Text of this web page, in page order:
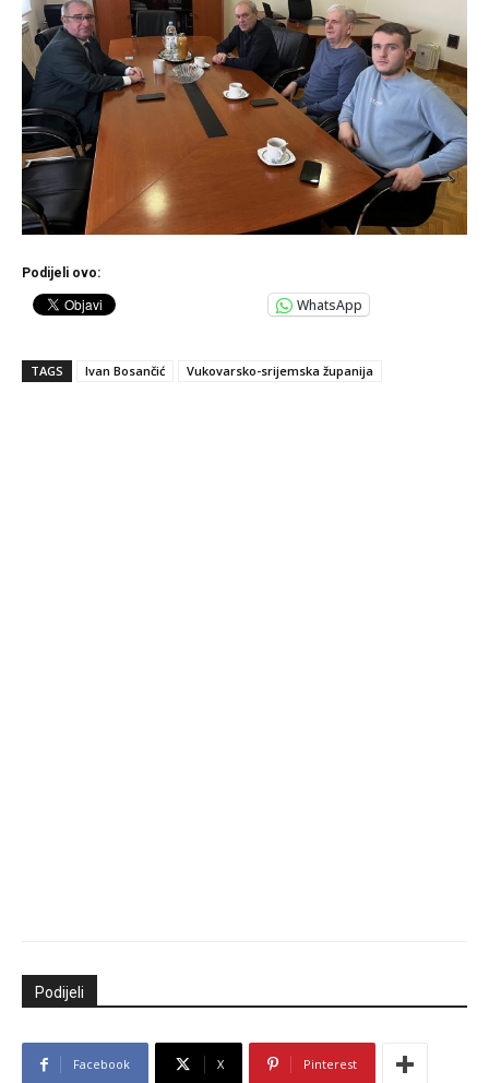
Podijeli ovo:
WhatsApp
TAGS Ivan Bosančić Vukovarsko-srijemska županija
Podijeli
Facebook X Pinterest